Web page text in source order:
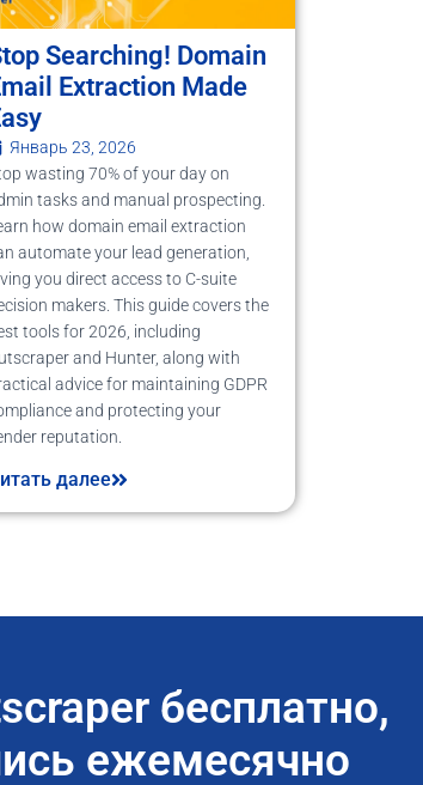
Searching! Domain
Extraction Made
Январь 23, 2026
wasting 70% of your day on
tasks and manual prospecting.
how domain email extraction
automate your lead generation,
you direct access to C-suite
makers. This guide covers the
tools for 2026, including
and Hunter, along with
advice for maintaining GDPR
and protecting your
reputation.
далее
бесплатно,
ежемесячно